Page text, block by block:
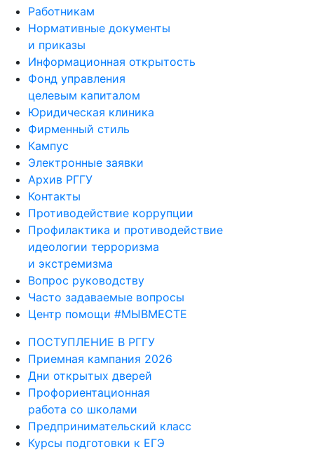
Работникам
Нормативные документы
и приказы
Информационная открытость
Фонд управления
целевым капиталом
Юридическая клиника
Фирменный стиль
Кампус
Электронные заявки
Архив РГГУ
Контакты
Противодействие коррупции
Профилактика и противодействие
идеологии терроризма
и экстремизма
Вопрос руководству
Часто задаваемые вопросы
Центр помощи #МЫВМЕСТЕ
ПОСТУПЛЕНИЕ В РГГУ
Приемная кампания 2026
Дни открытых дверей
Профориентационная
работа со школами
Предпринимательский класс
Курсы подготовки к ЕГЭ